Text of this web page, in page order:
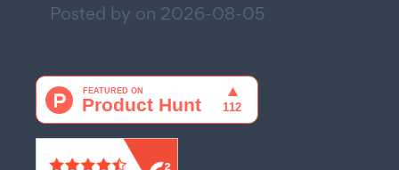
Posted by on 2026-08-05